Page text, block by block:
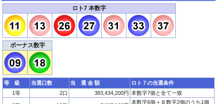
ロト7 本数字
ボーナス数字
等 級 当選口数 当 選 金 額
ロト７の当選条件
1等
2口 383,434,200円 本数字7個と全て一致
本数字6個＋Ｂ数字2個のうち1個